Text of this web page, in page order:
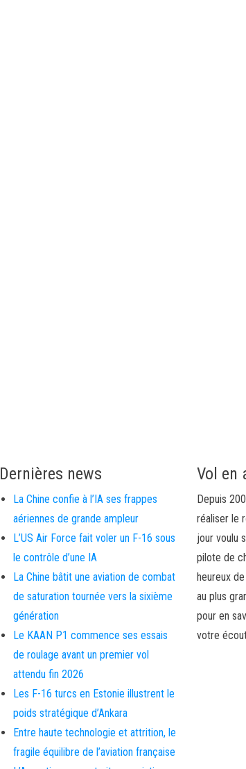
Dernières news
La Chine confie à l’IA ses frappes
aériennes de grande ampleur
L’US Air Force fait voler un F-16 sous
le contrôle d’une IA
La Chine bâtit une aviation de combat
de saturation tournée vers la sixième
génération
Le KAAN P1 commence ses essais
de roulage avant un premier vol
attendu fin 2026
Les F-16 turcs en Estonie illustrent le
poids stratégique d’Ankara
Entre haute technologie et attrition, le
fragile équilibre de l’aviation française
Vol en
Depuis
réaliser le
jour voulu
pilote de
heureux
au plus
pour en
votre